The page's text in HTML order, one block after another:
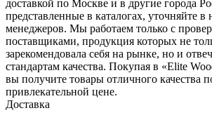
доставкой по Москве и в другие города
представленные в каталогах, уточняйте
менеджеров. Мы работаем только с
поставщиками, продукция которых не
зарекомендовала себя на рынке, но и
стандартам качества. Покупая в «Elite
вы получите товары отличного качества
привлекательной цене.
Доставка